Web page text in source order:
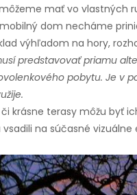
mať vo vlastných
dom necháme
výhľadom na hory,
predstavovať priamu
pobytu. Je v
krásne terasy môžu byť
na súčasné vizuálne